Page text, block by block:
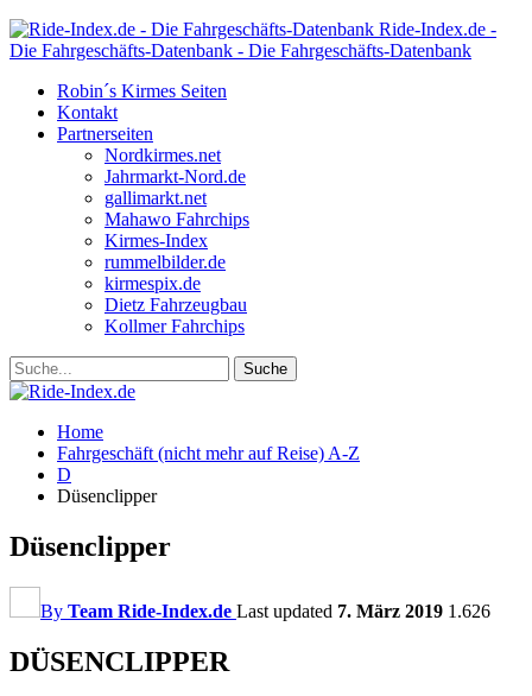
Ride-Index.de -
Die Fahrgeschäfts-Datenbank - Die Fahrgeschäfts-Datenbank
Robin´s Kirmes Seiten
Kontakt
Partnerseiten
Nordkirmes.net
Jahrmarkt-Nord.de
gallimarkt.net
Mahawo Fahrchips
Kirmes-Index
rummelbilder.de
kirmespix.de
Dietz Fahrzeugbau
Kollmer Fahrchips
Home
Fahrgeschäft (nicht mehr auf Reise) A-Z
D
Düsenclipper
Düsenclipper
By Team Ride-Index.de Last updated 7. März 2019 1.626
DÜSENCLIPPER